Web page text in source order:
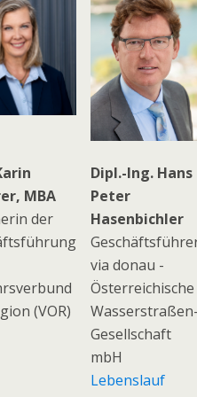
MBA
der
(VOR)
Dipl.-Ing. Hans
Peter
Hasenbichler
via donau -
Österreichische
Gesellschaft
mbH
Lebenslauf